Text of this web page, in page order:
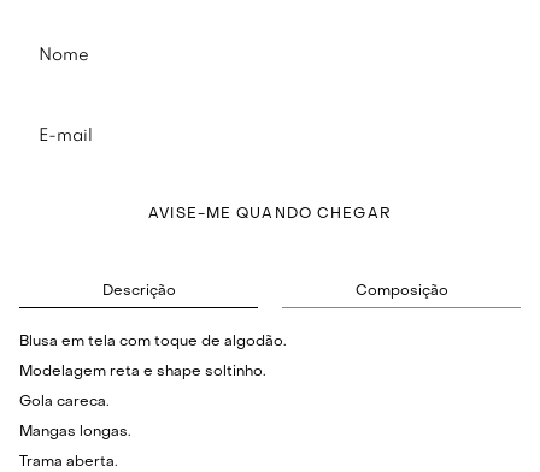
AVISE-ME QUANDO CHEGAR
Descrição Composição
Blusa em tela com toque de algodão.
Modelagem reta e shape soltinho.
Gola careca.
Mangas longas.
Trama aberta.